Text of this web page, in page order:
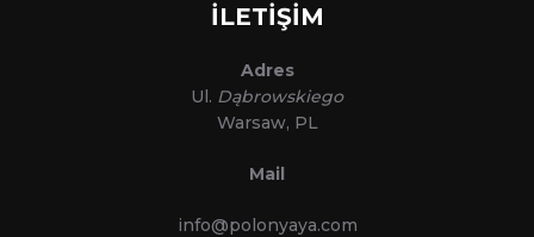
İLETİŞİM
Adres
Ul. Dąbrowskiego
Warsaw, PL
Mail
info@polonyaya.com